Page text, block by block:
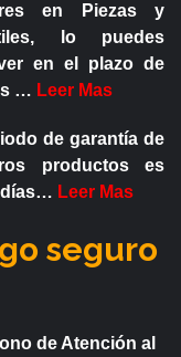
en
Piezas y
, lo puedes
en el plazo de
… Leer Mas
de garantía de
productos es
… Leer Mas
seguro
de Atención al